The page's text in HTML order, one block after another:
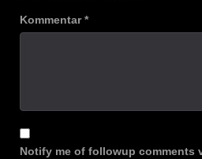
Kommentar*
Notify me of followup comments